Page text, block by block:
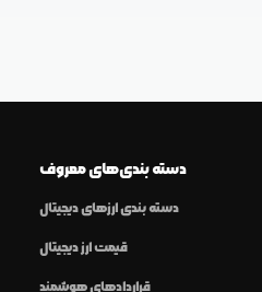
دسته بندی‌های معروف
دسته بندی ارزهای دیجیتال
قیمت ارز دیجیتال
قراردادهای هوشمند